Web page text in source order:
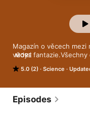
5.0 (2) Science
Magazín o věcech
vědy i fantazie.Všechny
a iOS nebo na webu
MORE
Episodes